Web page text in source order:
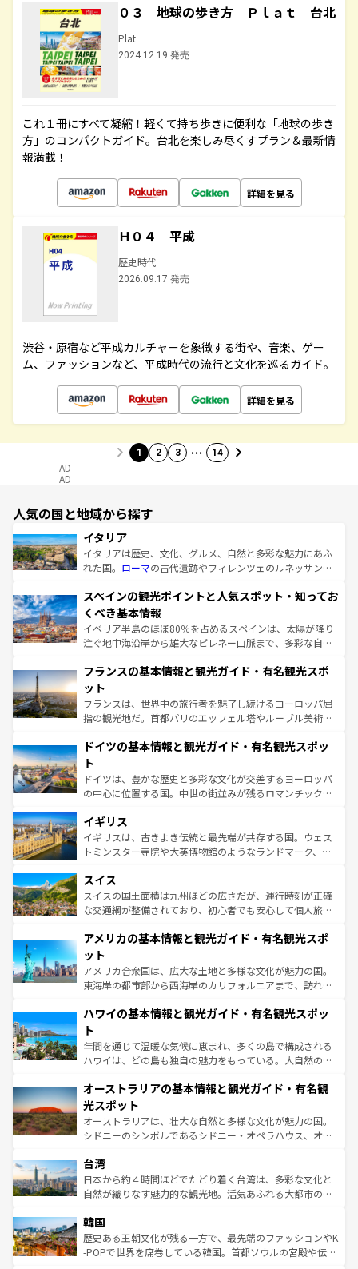
０３ 地球の歩き方 Ｐｌａｔ 台北
Plat
2024.12.19 発売
これ１冊にすべて凝縮！軽くて持ち歩きに便利な「地球の歩き
方」のコンパクトガイド。台北を楽しみ尽くすプラン＆最新情
報満載！
詳細を見る
Ｈ０４ 平成
歴史時代
2026.09.17 発売
渋谷・原宿など平成カルチャーを象徴する街や、音楽、ゲー
ム、ファッションなど、平成時代の流行と文化を巡るガイド。
詳細を見る
1 2 3 … 14
AD
AD
人気の国と地域から探す
イタリア
イタリアは歴史、文化、グルメ、自然と多彩な魅力にあふ
れた国。 ローマの古代遺跡やフィレンツェのルネッサンス
ろん、トスカーナの美しい田園風景やアマルフィ海岸の絶
景など、自然景観も見逃せない。観光の合間には、本場の
ピザやパスタなど、絶品のイタリア料理を堪能することも
できる。朝目覚めてから夜眠るまで、すべての瞬間を楽し
なお、新着のイタリア情報はコンテンツ一覧を参照してほ
しい。
スペインの観光ポイントと人気スポット・知ってお
くべき基本情報
イベリア半島のほぼ80％を占めるスペインは、太陽が降り
注ぐ地中海沿岸から雄大なピレネー山脈まで、多彩な自然
文化が根付くこの国では、情熱的なフラメンコ、熱気あふ
れる闘牛、そして美味しいタパスが生活の一部となってい
る。首都マドリードの洗練された雰囲気や、バルセロナの
アートに溢れた街角から、地方では古代ローマ遺跡や中世
せる。地方によって風土や気候が異なるスペインはその個
ンテンツ一覧 を参照してほしい。
フランスの基本情報と観光ガイド・有名観光スポ
ット
フランスは、世界中の旅行者を魅了し続けるヨーロッパ屈
指の観光地だ。首都パリのエッフェル塔やルーブル美術館
で、幅広い魅力が詰まっている。華麗な宮殿、歴史的な大
聖堂、美しいビーチ、そして豊かな自然が、訪れる者を心
から魅了する。また、フランスは美食の国としても知ら
れ、フランス料理はユネスコ無形文化遺産にも登録されて
香り高いラベンダー畑など、多彩な楽しみ方が可能だ。さ
らに、パリ以外の地域にも魅力が溢れており、どの街角に
も豊かな歴史と文化が息づいている。パリ以外の個性あふ
を参照してほしい。
ドイツの基本情報と観光ガイド・有名観光スポッ
ト
ドイツは、豊かな歴史と多彩な文化が交差するヨーロッパ
の中心に位置する国。中世の街並みが残るロマンチック街
顔を持つこの国は、どこを歩いても飽きることがない。ベ
ルリンの文化的活気、バイエルン州のアルプスの絶景、そ
してライン川沿いのワイン畑といった風景は必見。ビール
は、お酒好きな人にはぜひ体験してほしい。 なお、新着の
ドイツ情報はコンテンツ一覧を参照してほしい。
イギリス
イギリスは、古きよき伝統と最先端が共存する国。ウェス
トミンスター寺院や大英博物館のようなランドマーク、歴
リアごとに異なる魅力がある。また、優雅なアフタヌーン
ティー、ビール好きにはたまらない英国パブ、サッカー観
戦など、本場だからこそできる体験も豊富。イギリスを旅
ンツ一覧を参照してほしい。
スイス
スイスの国土面積は九州ほどの広さだが、運行時刻が正確
な交通網が整備されており、初心者でも安心して個人旅行
の建物がそのまま残る町や、スイスならではのユニークな
博物館もあり、アルプス観光だけでなく町歩きも満喫する
ことができる。国民の所得が高いため物価も高いが、旅行
者向けの交通パス提供のサービスもあり、うまく活用すれ
着のスイス情報はコンテンツ一覧を参照してほしい。
アメリカの基本情報と観光ガイド・有名観光スポ
ット
アメリカ合衆国は、広大な土地と多様な文化が魅力の国。
東海岸の都市部から西海岸のカリフォルニアまで、訪れる
のような巨大都市は、観光、ショッピング、エンターテイ
ンメントが詰まった刺激的なスポットだ。一方、アメリカ
西部には大自然が広がり、グランドキャニオンやイエロー
ストーン国立公園といった絶景が堪能できる。さらに、南
文化が魅力。旅行者はアメリカの各地域で異なる魅力を楽
しみながら、その多様性と豊かな歴史を感じることができ
るだろう。車でのロードトリップや列車の旅も、アメリカ
ならではの贅沢な旅のスタイルだ。 なお、新着のアメリカ
情報は コンテンツ一覧 を参照してほしい。
ハワイの基本情報と観光ガイド・有名観光スポッ
ト
年間を通じて温暖な気候に恵まれ、多くの島で構成される
ハワイは、どの島も独自の魅力をもっている。大自然の神
ワイ島は見逃せない。また、定番の観光地といえばオアフ
島だが、静かな自然を求めるならマウイ島やカウアイ島が
おすすめ。エメラルドグリーンに輝く海をはじめ、豊かな
文化や歴史が息づいている。「アロハスピリット」と呼ば
人々、おいしいローカルフードやハワイアンミュージッ
ク、伝統的なフラダンスなど、すべてがハワイの魅力を彩
っている。訪れるたびに新しい発見と感動が待っているハ
はコンテンツ一覧
オーストラリアの基本情報と観光ガイド・有名観
光スポット
オーストラリアは、壮大な自然と多様な文化が魅力の国。
シドニーのシンボルであるシドニー・オペラハウス、オー
リアリーフや大陸中央部にそびえるウルル（エアーズロッ
ク）、タスマニアの美しい原生林やケアンズの熱帯雨林な
ど、見どころがたくさん。また、カフェやワイン、オージ
いる。アクティビティも充実しており、サーフィンやダイ
ビング、ハイキングなど、アウトドア好きにはたまらな
い。オーストラリアの多彩な魅力を存分に味わいつくそ
台湾
日本から約４時間ほどでたどり着く台湾は、多彩な文化と
自然が織りなす魅力的な観光地。活気あふれる大都市の台
ン）、静ひつな山岳地帯である台湾東部など、都市の喧騒
と山間の静けさが共存しており、訪れる人に新しい発見と
驚きをもたらしてくれる。また、奥深い台湾の食文化も魅
韓国
歴史ある王朝文化が残る一方で、最先端のファッションやK
-POPで世界を席巻している韓国。首都ソウルの宮殿や伝統